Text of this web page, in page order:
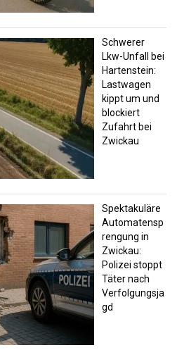
Schwerer
Lkw-Unfall bei
Hartenstein:
Lastwagen
kippt um und
blockiert
Zufahrt bei
Zwickau
Spektakuläre
Automatensp
rengung in
Zwickau:
Polizei stoppt
Täter nach
Verfolgungsja
gd